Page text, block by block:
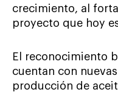
crecimiento, al
proyecto que hoy
El reconocimiento
cuentan con
producción de